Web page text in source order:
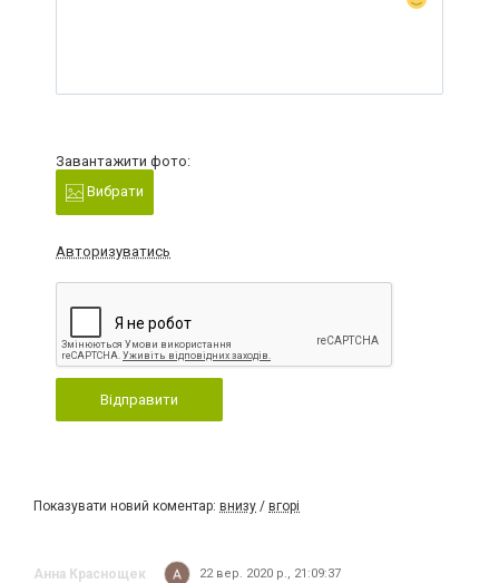
Завантажити фото:
Вибрати
Авторизуватись
Відправити
Показувати новий коментар: внизу / вгорі
Анна Краснощек 22 вер. 2020 р., 21:09:37